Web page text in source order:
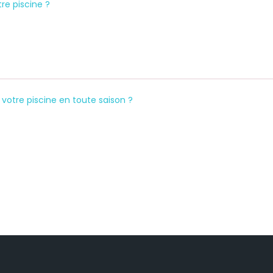
piscine ?
piscine en toute saison ?